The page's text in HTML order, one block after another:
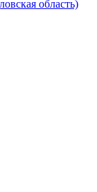
область)